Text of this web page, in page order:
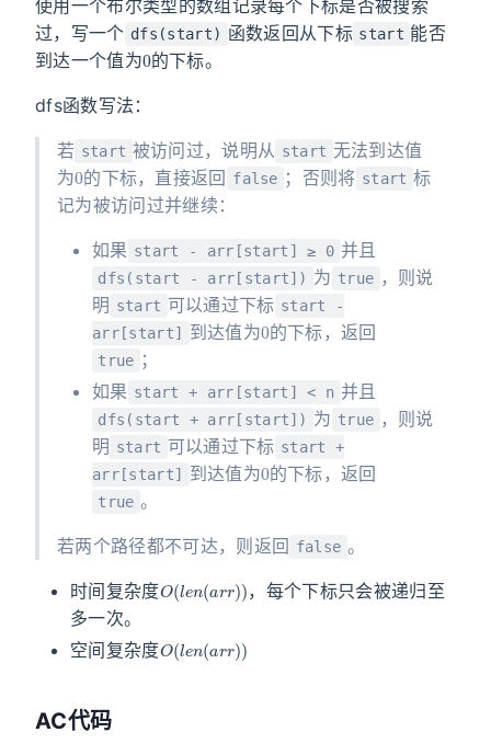
使用一个布尔类型的数组记录每个下标是否被搜索
过，写一个 dfs(start) 函数返回从下标 start 能否
到达一个值为
0
的下标。
dfs函数写法：
若 start 被访问过，说明从 start 无法到达值
为
0
的下标，直接返回 false ；否则将 start 标
记为被访问过并继续：
如果 start - arr[start] ≥ 0 并且
dfs(start - arr[start]) 为 true ，则说
明 start 可以通过下标 start -
arr[start]
到达值为
0
的下标，返回
true ；
如果 start + arr[start] < n 并且
dfs(start + arr[start]) 为 true ，则说
明 start 可以通过下标 start +
arr[start]
到达值为
0
的下标，返回
true 。
若两个路径都不可达，则返回 false 。
时间复杂度
，每个下标只会被递归至
多一次。
空间复杂度
AC代码